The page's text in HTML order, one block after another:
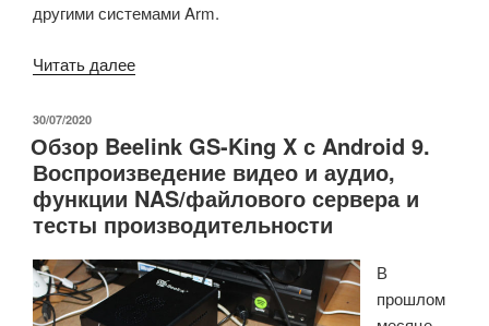
другими системами Arm.
Читать далее«Тесты
в
Android
11
(Zidoo
ОПУБЛИКОВАНО
30/07/2020
Обзор Beelink GS-King X с Android 9.
Воспроизведение видео и аудио,
функции NAS/файлового сервера и
тесты производительности
В
прошлом